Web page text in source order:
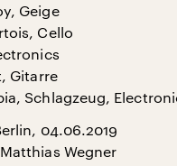
Geige
Cello
Gitarre
Schlagzeug,
04.06.2019
Wegner